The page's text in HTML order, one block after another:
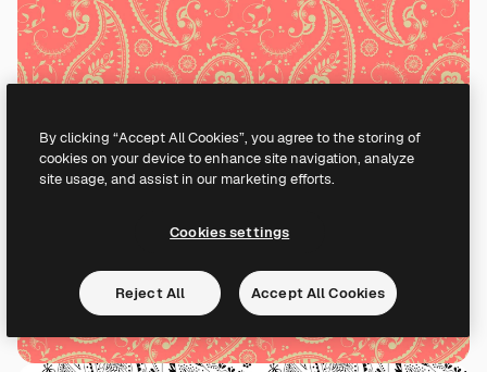
By clicking “Accept All Cookies”, you agree to the storing of
cookies on your device to enhance site navigation, analyze
site usage, and assist in our marketing efforts.
Cookies settings
Reject All Accept All Cookies